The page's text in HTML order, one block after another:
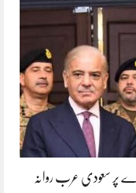
پر سعودی عرب روانہ